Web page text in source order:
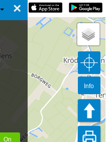
×
Info